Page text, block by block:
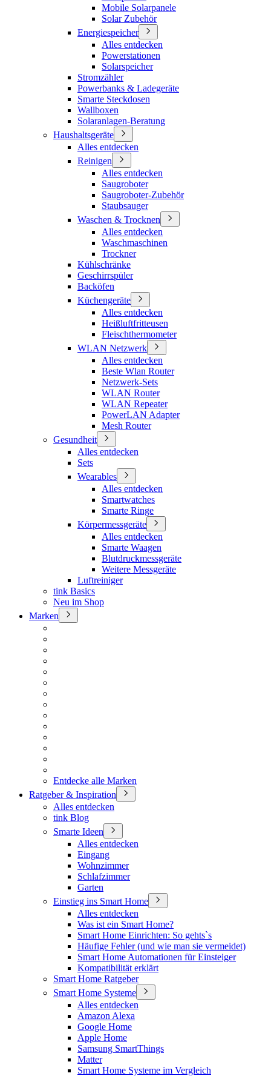
Mobile Solarpanele
Solar Zubehör
Energiespeicher
Alles entdecken
Powerstationen
Solarspeicher
Stromzähler
Powerbanks & Ladegeräte
Smarte Steckdosen
Wallboxen
Solaranlagen-Beratung
Haushaltsgeräte
Alles entdecken
Reinigen
Alles entdecken
Saugroboter
Saugroboter-Zubehör
Staubsauger
Waschen & Trocknen
Alles entdecken
Waschmaschinen
Trockner
Kühlschränke
Geschirrspüler
Backöfen
Küchengeräte
Alles entdecken
Heißluftfritteusen
Fleischthermometer
WLAN Netzwerk
Alles entdecken
Beste Wlan Router
Netzwerk-Sets
WLAN Router
WLAN Repeater
PowerLAN Adapter
Mesh Router
Gesundheit
Alles entdecken
Sets
Wearables
Alles entdecken
Smartwatches
Smarte Ringe
Körpermessgeräte
Alles entdecken
Smarte Waagen
Blutdruckmessgeräte
Weitere Messgeräte
Luftreiniger
tink Basics
Neu im Shop
Marken
Entdecke alle Marken
Ratgeber & Inspiration
Alles entdecken
tink Blog
Smarte Ideen
Alles entdecken
Eingang
Wohnzimmer
Schlafzimmer
Garten
Einstieg ins Smart Home
Alles entdecken
Was ist ein Smart Home?
Smart Home Einrichten: So gehts`s
Häufige Fehler (und wie man sie vermeidet)
Smart Home Automationen für Einsteiger
Kompatibilität erklärt
Smart Home Ratgeber
Smart Home Systeme
Alles entdecken
Amazon Alexa
Google Home
Apple Home
Samsung SmartThings
Matter
Smart Home Systeme im Vergleich